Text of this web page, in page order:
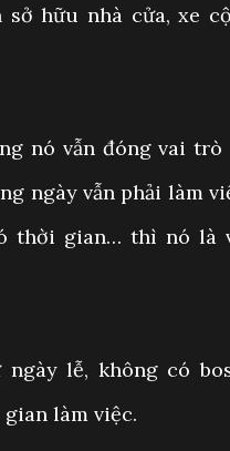
hữu nhà cửa, xe
nó vẫn đóng vai trò
ngày vẫn phải làm
thời gian… thì nó là
lễ, không có
làm việc.